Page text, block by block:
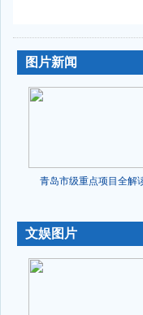
-
图片新闻
青岛市级重点项目全解
文娱图片